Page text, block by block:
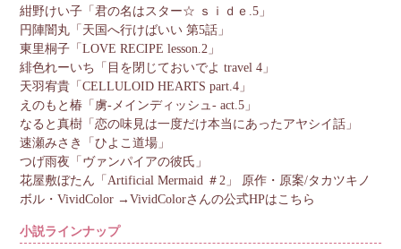
紺野けい子「君の名はスター☆ ｓｉｄｅ.5」
円陣闇丸「天国へ行けばいい 第5話」
東里桐子「LOVE RECIPE lesson.2」
緋色れーいち「目を閉じておいでよ travel 4」
天羽宥貴「CELLULOID HEARTS part.4」
えのもと椿「虜-メインディッシュ- act.5」
なると真樹「恋の味見は一度だけ本当にあったアヤシイ話」
速瀬みさき「ひよこ道場」
つげ雨夜「ヴァンパイアの彼氏」
花屋敷ぼたん「Artificial Mermaid ＃2」 原作・原案/タカツキノ
ボル・VividColor →VividColorさんの公式HPはこちら
小説ラインナップ